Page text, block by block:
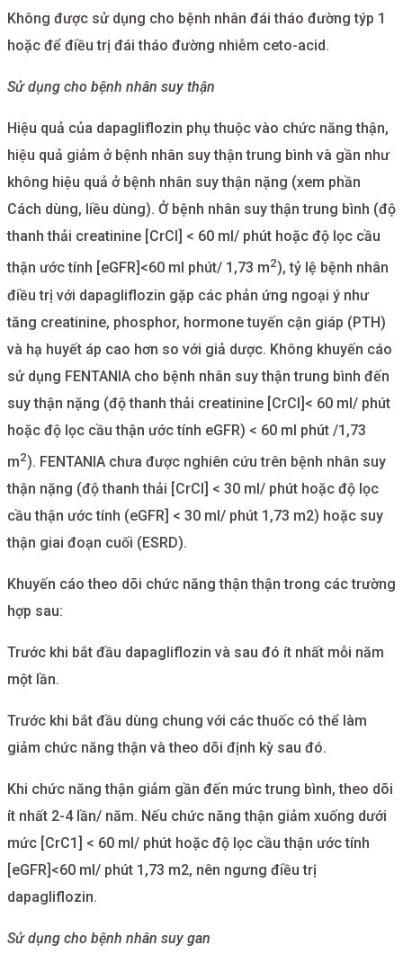
Không được sử dụng cho bệnh nhân đái tháo đường týp 1
hoặc để điều trị đái tháo đường nhiễm ceto-acid.
Sử dụng cho bệnh nhân suy thận
Hiệu quả của dapagliflozin phụ thuộc vào chức năng thận,
hiệu quả giảm ở bệnh nhân suy thận trung bình và gần như
không hiệu quả ở bệnh nhân suy thận nặng (xem phần
Cách dùng, liều dùng). Ở bệnh nhân suy thận trung bình (độ
thanh thải creatinine [CrCl] < 60 ml/ phút hoặc độ lọc cầu
thận ước tính [eGFR]<60 ml phút/ 1,73 m2), tỷ lệ bệnh nhân
điều trị với dapagliflozin gặp các phản ứng ngoại ý như
tăng creatinine, phosphor, hormone tuyến cận giáp (PTH)
và hạ huyết áp cao hơn so với giả dược. Không khuyến cáo
sử dụng FENTANIA cho bệnh nhân suy thận trung bình đến
suy thận nặng (độ thanh thải creatinine [CrCl]< 60 ml/ phút
hoặc độ lọc cầu thận ước tính eGFR) < 60 ml phút /1,73
m2). FENTANIA chưa được nghiên cứu trên bệnh nhân suy
thận nặng (độ thanh thải [CrCl] < 30 ml/ phút hoặc độ lọc
cầu thận ước tính (eGFR] < 30 ml/ phút 1,73 m2) hoặc suy
thận giai đoạn cuối (ESRD).
Khuyến cáo theo dõi chức năng thận thận trong các trường
hợp sau:
Trước khi bắt đầu dapagliflozin và sau đó ít nhất mỗi năm
một lần.
Trước khi bắt đầu dùng chung với các thuốc có thể làm
giảm chức năng thận và theo dõi định kỳ sau đó.
Khi chức năng thận giảm gần đến mức trung bình, theo dõi
ít nhất 2-4 lần/ năm. Nếu chức năng thận giảm xuống dưới
mức [CrC1] < 60 ml/ phút hoặc độ lọc cầu thận ước tính
[eGFR]<60 ml/ phút 1,73 m2, nên ngưng điều trị
dapagliflozin.
Sử dụng cho bệnh nhân suy gan